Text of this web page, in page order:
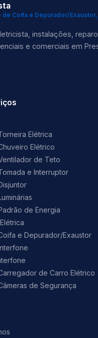
de Coifa e Depurador/
instalações,
e comerciais em
Elétrica
Elétrico
de Teto
e Interruptor
de Energia
e Depurador/Exaustor
de Carro Elétrico
de Segurança